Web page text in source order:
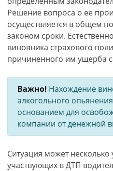
Решение вопроса о ее
осуществляется в общем
законом сроки.
виновника страхового
причиненного им ущерба
Важно! Нахождение
алкогольного
основанием для
компании от денежной
Ситуация может несколько
участвующих в ДТП